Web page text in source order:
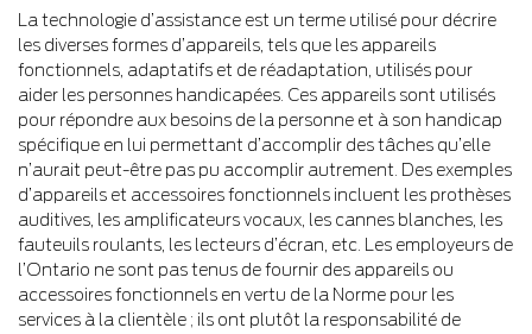
La technologie d’assistance est un terme utilisé pour décrire
les diverses formes d’appareils, tels que les appareils
fonctionnels, adaptatifs et de réadaptation, utilisés pour
aider les personnes handicapées. Ces appareils sont utilisés
pour répondre aux besoins de la personne et à son handicap
spécifique en lui permettant d’accomplir des tâches qu’elle
n’aurait peut-être pas pu accomplir autrement. Des exemples
d’appareils et accessoires fonctionnels incluent les prothèses
auditives, les amplificateurs vocaux, les cannes blanches, les
fauteuils roulants, les lecteurs d’écran, etc. Les employeurs de
l’Ontario ne sont pas tenus de fournir des appareils ou
accessoires fonctionnels en vertu de la Norme pour les
services à la clientèle ; ils ont plutôt la responsabilité de